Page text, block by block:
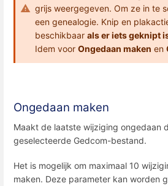
grijs weergegeven. Om ze in te
een genealogie. Knip en
beschikbaar als er iets geknipt
Idem voor Ongedaan maken en
Ongedaan maken
Maakt de laatste wijziging ongedaan
geselecteerde Gedcom-bestand.
Het is mogelijk om maximaal 10
maken. Deze parameter kan worden